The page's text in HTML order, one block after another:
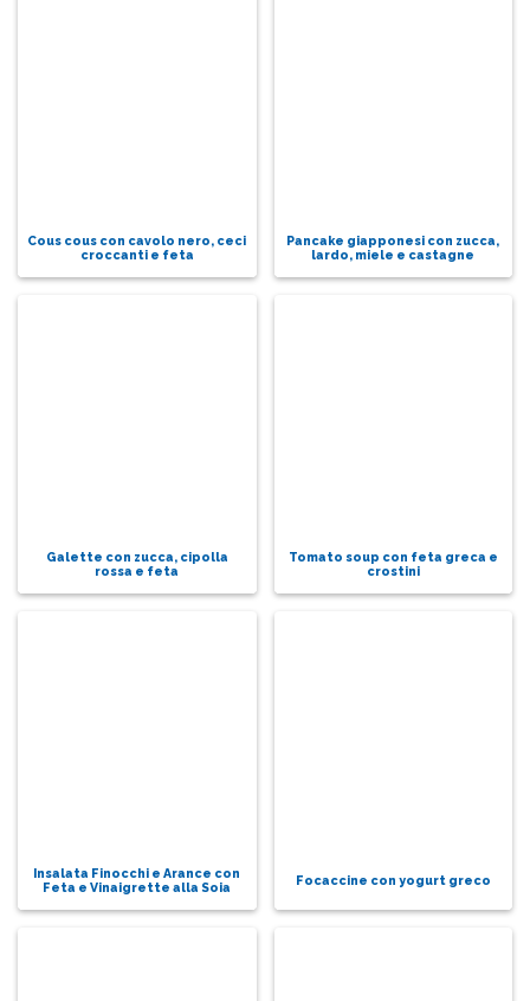
Cous cous con cavolo nero, ceci
croccanti e feta
Pancake giapponesi con zucca,
lardo, miele e castagne
Galette con zucca, cipolla
rossa e feta
Tomato soup con feta greca e
crostini
Insalata Finocchi e Arance con
Feta e Vinaigrette alla Soia
Focaccine con yogurt greco